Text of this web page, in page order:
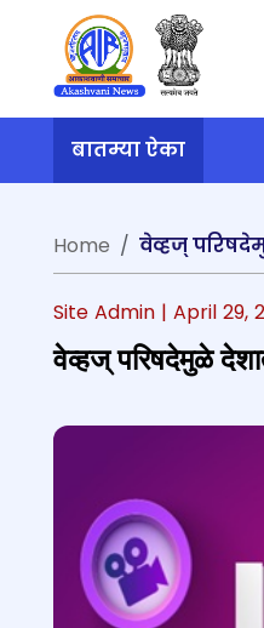
बातम्या ऐका
Home
वेव्हज्
Site Admin | April 29,
वेव्हज् परिषदेमुळे